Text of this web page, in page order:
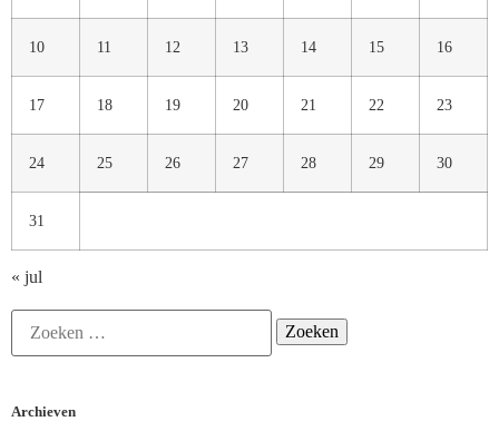
10 11 12 13 14 15 16
17 18 19 20 21 22 23
24 25 26 27 28 29 30
31
« jul
Archieven